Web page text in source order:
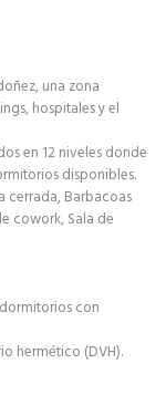
una zona
hospitales y el
en 12 niveles donde
disponibles.
cerrada, Barbacoas
cowork, Sala de
con
hermético (DVH).